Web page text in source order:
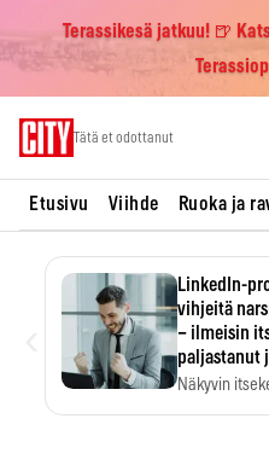
Terassikesä jatkuu! 🍺
Tätä et odottanut
Etusivu Viihde Ruoka ja
LinkedIn-
vihjeitä
– ilmeisin
paljastanut
Näkyvin